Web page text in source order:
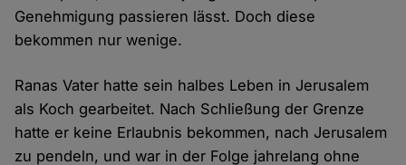
Genehmigung passieren lässt. Doch diese
bekommen nur wenige.
Ranas Vater hatte sein halbes Leben in Jerusalem
als Koch gearbeitet. Nach Schließung der Grenze
hatte er keine Erlaubnis bekommen, nach Jerusalem
zu pendeln, und war in der Folge jahrelang ohne